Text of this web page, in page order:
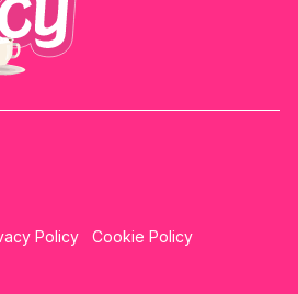
Policy
Cookie Policy